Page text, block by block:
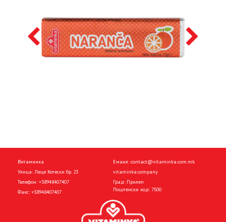
Витаминка
Улица: Леце Котески бр. 23
Телефон: +38948407407
Факс: +38948407407
Емаил: contact@vitaminka.com.mk
vitaminka.company
Град: Прилеп
Поштенски код: 7500